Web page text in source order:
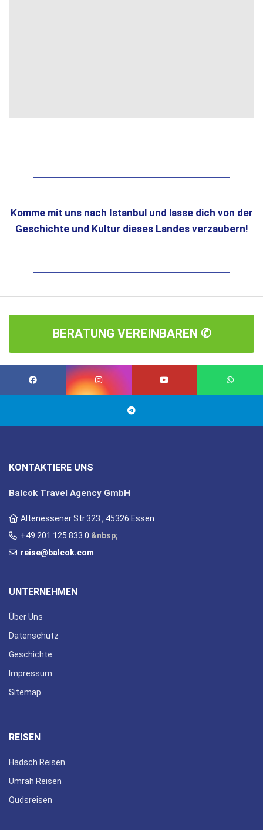
Komme mit uns nach Istanbul und lasse dich von der
Geschichte und Kultur dieses Landes verzaubern!
BERATUNG VEREINBAREN ✆
KONTAKTIERE UNS
Balcok Travel Agency GmbH
Altenessener Str.323 , 45326 Essen
+49 201 125 833 0 &nbsp;
reise@balcok.com
UNTERNEHMEN
Über Uns
Datenschutz
Geschichte
Impressum
Sitemap
REISEN
Hadsch Reisen
Umrah Reisen
Qudsreisen